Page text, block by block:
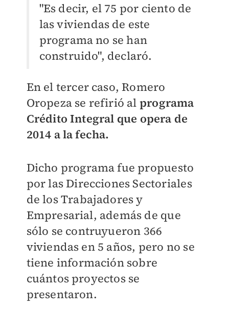
"Es decir, el 75 por ciento de
las viviendas de este
programa no se han
construido", declaró.
En el tercer caso, Romero
Oropeza se refirió al programa
Crédito Integral que opera de
2014 a la fecha.
Dicho programa fue propuesto
por las Direcciones Sectoriales
de los Trabajadores y
Empresarial, además de que
sólo se contruyueron 366
viviendas en 5 años, pero no se
tiene información sobre
cuántos proyectos se
presentaron.